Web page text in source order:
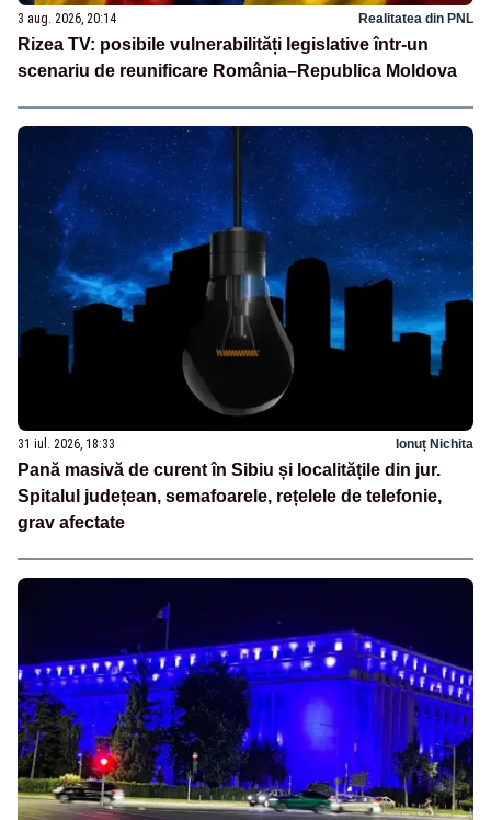
3 aug. 2026, 20:14 Realitatea din PNL
Rizea TV: posibile vulnerabilități legislative într-un
scenariu de reunificare România–Republica Moldova
31 iul. 2026, 18:33 Ionuț Nichita
Pană masivă de curent în Sibiu și localitățile din jur.
Spitalul județean, semafoarele, rețelele de telefonie,
grav afectate